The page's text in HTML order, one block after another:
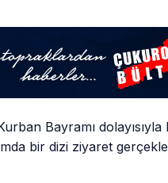
Bayramı dolayısıyla
bir dizi ziyaret